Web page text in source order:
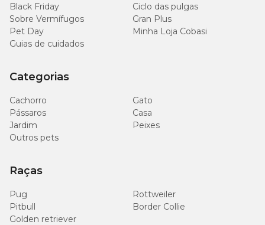
Black Friday
Ciclo das pulgas
Sobre Vermífugos
Gran Plus
Pet Day
Minha Loja Cobasi
Guias de cuidados
Categorias
Cachorro
Gato
Pássaros
Casa
Jardim
Peixes
Outros pets
Raças
Pug
Rottweiler
Pitbull
Border Collie
Golden retriever